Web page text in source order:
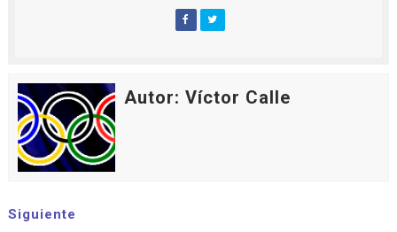
Autor: Víctor Calle
Siguiente